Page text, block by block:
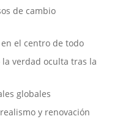
de cambio
el centro de todo
verdad oculta tras la
globales
y renovación